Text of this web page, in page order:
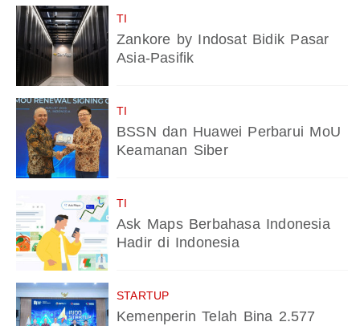
TI
Zankore by Indosat Bidik Pasar
Asia-Pasifik
TI
BSSN dan Huawei Perbarui MoU
Keamanan Siber
TI
Ask Maps Berbahasa Indonesia
Hadir di Indonesia
STARTUP
Kemenperin Telah Bina 2.577